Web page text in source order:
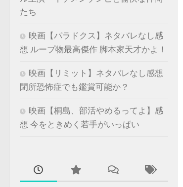
たち
映画【パラドクス】ネタバレなし感
想 ループ物最高傑作 脚本家天才かよ！
映画【リミット】ネタバレなし感想
閉所恐怖症でも鑑賞可能か？
映画【桐島、部活やめるってよ】感
想 今をときめく若手がいっぱい